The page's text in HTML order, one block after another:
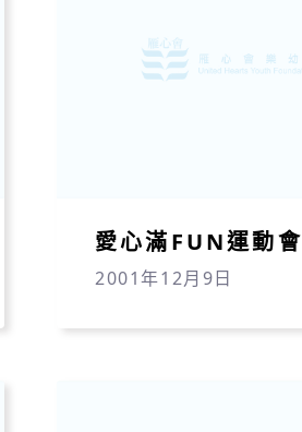
愛心滿FUN運動會
2001年12月9日